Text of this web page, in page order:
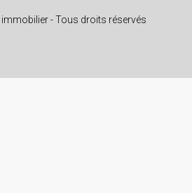
- Tous droits réservés